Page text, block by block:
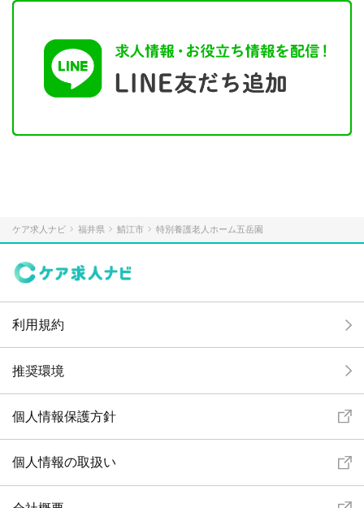
ケア求人ナビ 福井県 鯖江市 特別養護老人ホーム五岳園
利用規約
推奨環境
個人情報保護方針
個人情報の取扱い